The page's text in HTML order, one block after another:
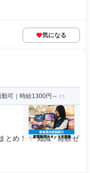
気になる
可｜時給1300円～
とめ！ ✨ 知識・経験ゼ